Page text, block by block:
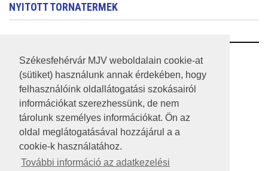
Székesfehérvár MJV weboldalain cookie-at
(sütiket) használunk annak érdekében, hogy
felhasználóink oldallátogatási szokásairól
információkat szerezhessünk, de nem
tárolunk személyes információkat. Ön az
oldal meglátogatásával hozzájárul a a
cookie-k használatához.
További információ az adatkezelési
NYITOTT TORNATERMEK
RSS
A HONLAP 2017.03.31-I ÁLLAPOTA
JOGI NYILATKOZAT
IMPRESSZUM